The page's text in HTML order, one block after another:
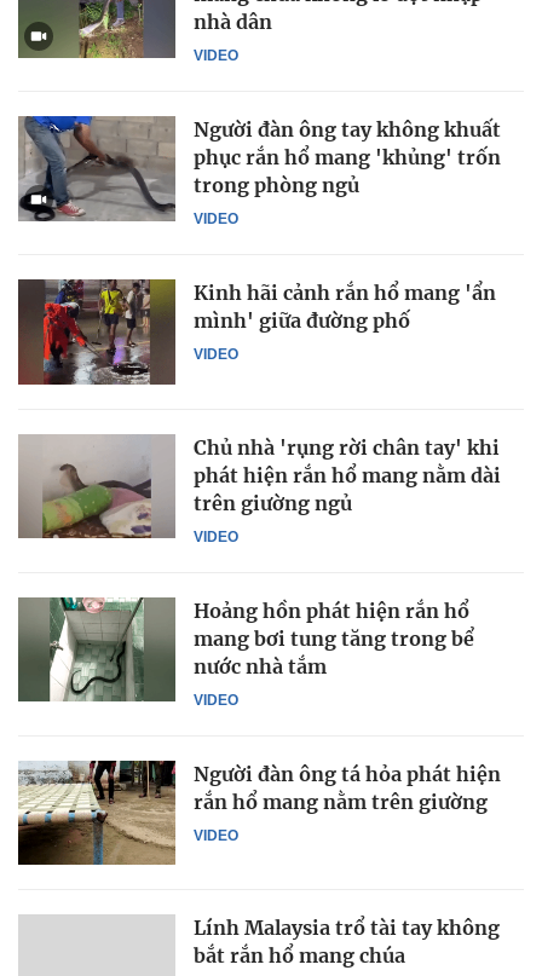
VIDEO
nhà dân
VIDEO
Người đàn ông tay không khuất
phục rắn hổ mang 'khủng' trốn
trong phòng ngủ
VIDEO
Kinh hãi cảnh rắn hổ mang 'ẩn
mình' giữa đường phố
VIDEO
Chủ nhà 'rụng rời chân tay' khi
phát hiện rắn hổ mang nằm dài
trên giường ngủ
VIDEO
Hoảng hồn phát hiện rắn hổ
mang bơi tung tăng trong bể
nước nhà tắm
VIDEO
Người đàn ông tá hỏa phát hiện
rắn hổ mang nằm trên giường
Lính Malaysia trổ tài tay không
bắt rắn hổ mang chúa